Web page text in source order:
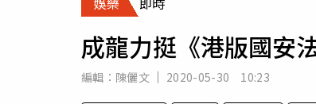
專欄
房產新勢力
成龍力挺《港版國安
編輯： 陳儷文 2020-05-30 10:23